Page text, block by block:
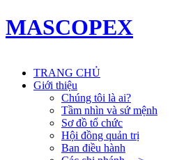
MASCOPEX
TRANG CHỦ
Giới thiệu
Chúng tôi là ai?
Tầm nhìn và sứ mệnh
Sơ đồ tổ chức
Hội đồng quản trị
Ban điều hành